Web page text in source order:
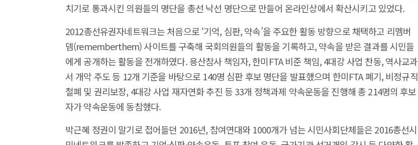
치기로 통과시킨 의원들의 명단을 총선 낙선 명단으로 만들어 온라인상에서 확산시키고 있었다.
2012총선유권자네트워크는 처음으로 ‘기억, 심판, 약속’을 주요한 활동 방향으로 채택하고 리멤버
뎀(rememberthem) 사이트를 구축해 국회의원들의 활동을 기록하고, 약속을 받은 결과를 시민들
에게 공개하는 활동을 전개하였다. 용산참사 책임자, 한미FTA 비준 책임, 4대강 사업 찬동, 역사교과
서 개악 주도 등 12개 기준을 바탕으로 140명 심판 후보 명단을 발표했으며 한미FTA 폐기, 비정규직
철폐 및 권리보장, 4대강 사업 재자연화 추진 등 33개 정책과제 약속운동을 진행해 총 214명의 후보
자가 약속운동에 동참했다.
박근혜 정권이 말기로 접어들던 2016년, 참여연대와 1000개가 넘는 시민사회단체들은 2016총선시